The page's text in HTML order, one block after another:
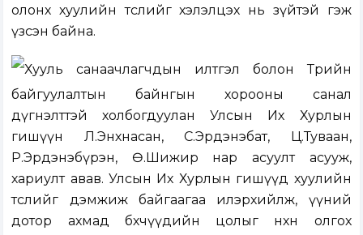
олонх хуулийн төслийг хэлэлцэх нь зүйтэй гэж
үзсэн байна.
Хууль санаачлагчдын илтгэл болон Төрийн
байгуулалтын байнгын хорооны санал
дүгнэлттэй холбогдуулан Улсын Их Хурлын
гишүүн Л.Энхнасан, С.Эрдэнэбат, Ц.Туваан,
Р.Эрдэнэбүрэн, Ө.Шижир нар асуулт асууж,
хариулт авав. Улсын Их Хурлын гишүүд хуулийн
төслийг дэмжиж байгаагаа илэрхийлж, үүний
дотор ахмад бөхчүүдийн цолыг нөхөн олгох